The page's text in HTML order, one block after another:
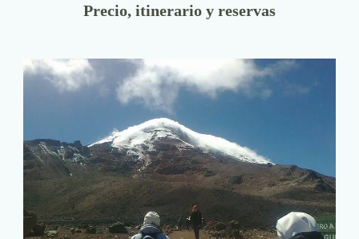
Precio, itinerario y reservas